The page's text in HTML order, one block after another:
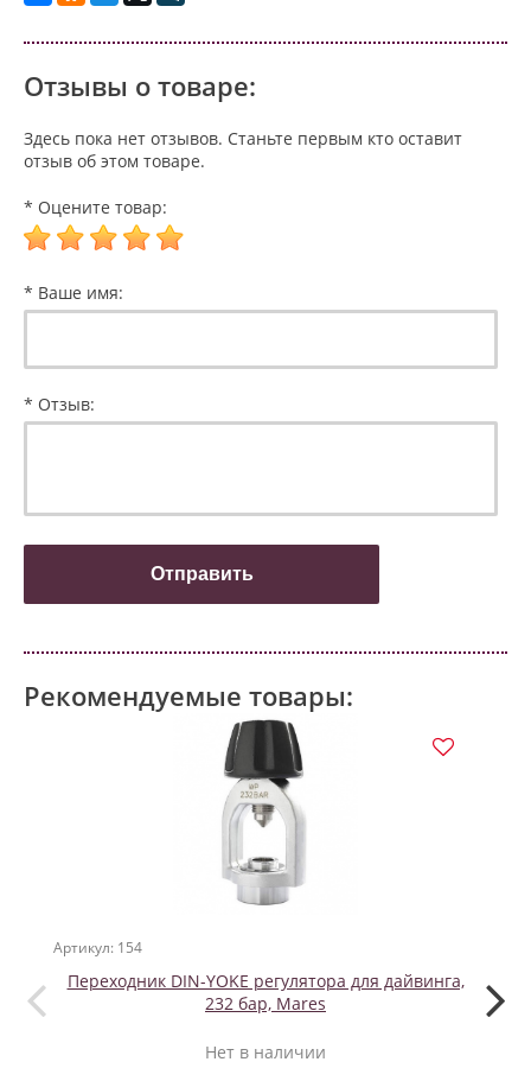
Отзывы о товаре:
Здесь пока нет отзывов. Станьте первым кто оставит
отзыв об этом товаре.
* Оцените товар:
* Ваше имя:
* Отзыв:
Рекомендуемые товары:
Артикул: 154
Переходник DIN-YOKE регулятора для дайвинга,
232 бар, Mares
Нет в наличии